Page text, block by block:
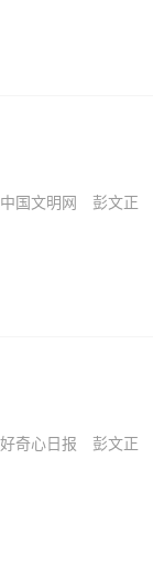
中国文明网 彭文正
好奇心日报 彭文正